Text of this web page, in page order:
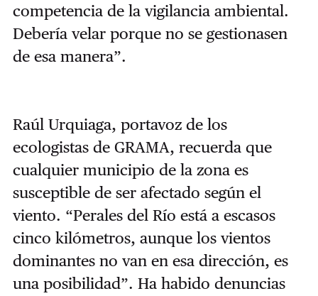
competencia de la vigilancia ambiental.
Debería velar porque no se gestionasen
de esa manera”.
Raúl Urquiaga, portavoz de los
ecologistas de GRAMA, recuerda que
cualquier municipio de la zona es
susceptible de ser afectado según el
viento. “Perales del Río está a escasos
cinco kilómetros, aunque los vientos
dominantes no van en esa dirección, es
una posibilidad”. Ha habido denuncias